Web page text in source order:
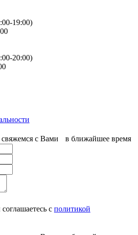
19:00)
20:00)
с Вами в ближайшее время
с политикой